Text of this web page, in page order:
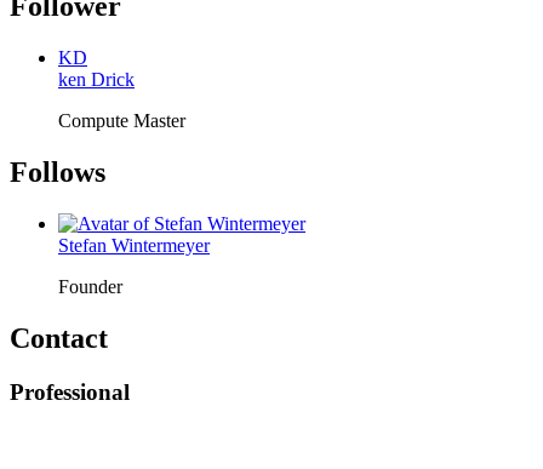
Follower
KD
ken Drick
Compute Master
Follows
Stefan Wintermeyer
Founder
Contact
Professional